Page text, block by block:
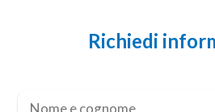
Richiedi